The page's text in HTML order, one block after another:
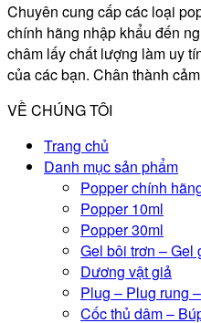
tùy
chọn
có
thể
được
chọn
trên
trang
Chuyên cung cấp các loại
chính hãng nhập khẩu đến
châm lấy chất lượng làm uy
của các bạn. Chân thành
VỀ CHÚNG TÔI
Trang chủ
Danh mục sản phẩm
Popper chính
Popper 10ml
Popper 30ml
Gel bôi trơn – Gel
Dương vật giả
Plug – Plug rung
Cốc thủ dâm –